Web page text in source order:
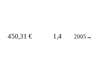
450,31 € 1,4 2005 →